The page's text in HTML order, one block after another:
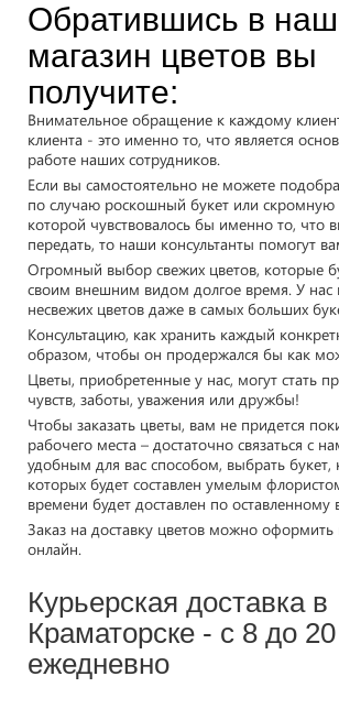
Обратившись в наш
магазин цветов вы
получите:
Внимательное обращение к каждому
клиента - это именно то, что является
работе наших сотрудников.
Если вы самостоятельно не можете
по случаю роскошный букет или
которой чувствовалось бы именно то, что
передать, то наши консультанты помогут
Огромный выбор свежих цветов, которые
своим внешним видом долгое время. У нас
несвежих цветов даже в самых больших
Консультацию, как хранить каждый
образом, чтобы он продержался бы как
Цветы, приобретенные у нас, могут стать
чувств, заботы, уважения или дружбы!
Чтобы заказать цветы, вам не придется
рабочего места – достаточно связаться с
удобным для вас способом, выбрать
которых будет составлен умелым
времени будет доставлен по оставленному
Заказ на доставку цветов можно оформить
онлайн.
Курьерская доставка в
Краматорске - с 8 до 20
ежедневно